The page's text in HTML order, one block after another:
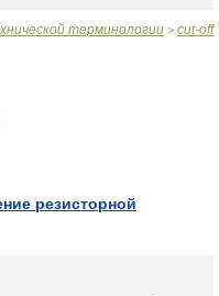
терминологии > cut-off
резисторной